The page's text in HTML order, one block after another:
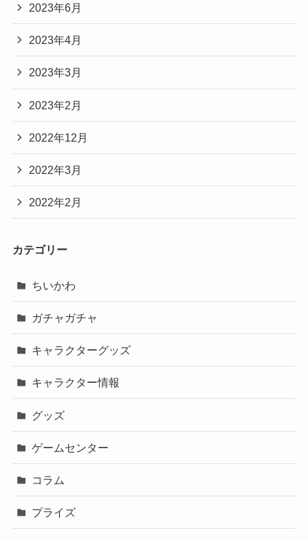
2023年6月
2023年4月
2023年3月
2023年2月
2022年12月
2022年3月
2022年2月
カテゴリー
ちいかわ
ガチャガチャ
キャラクターグッズ
キャラクター情報
グッズ
ゲームセンター
コラム
プライズ